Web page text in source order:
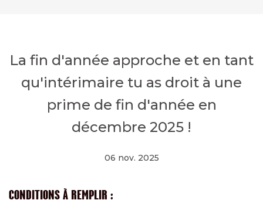
La fin d'année approche et en tant
qu'intérimaire tu as droit à une
prime de fin d'année en
décembre 2025 !
06 nov. 2025
CONDITIONS À REMPLIR :